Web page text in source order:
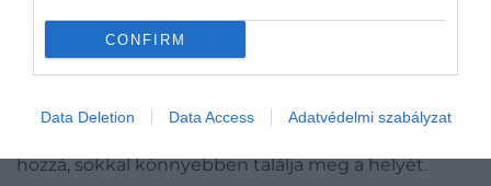
CONFIRM
Data Deletion Data Access Adatvédelmi szabályzat
Olyan ez, mint amikor egy deszkába szöget versz.
marad. És ez a lyuk nem fáj folyamatosan. Nem is
hozzá, sokkal könnyebben találja meg a helyét.